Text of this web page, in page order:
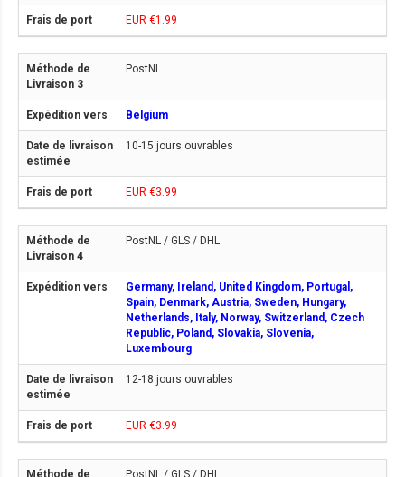
EUR €1.99
PostNL
Belgium
10-15 jours ouvrables
EUR €3.99
PostNL / GLS / DHL
Germany, Ireland, United Kingdom, Portugal,
Spain, Denmark, Austria, Sweden, Hungary,
Netherlands, Italy, Norway, Switzerland, Czech
Republic, Poland, Slovakia, Slovenia,
Luxembourg
12-18 jours ouvrables
EUR €3.99
PostNL / GLS / DHL